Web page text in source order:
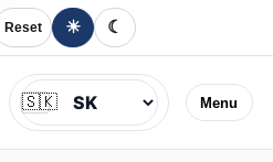
Reset ☀ ☾
Menu
Jazyk
🇸🇰